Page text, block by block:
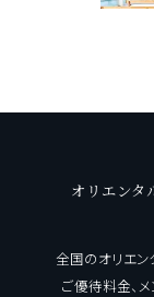
オリエンタ
全国のオリエン
ご優待料金、